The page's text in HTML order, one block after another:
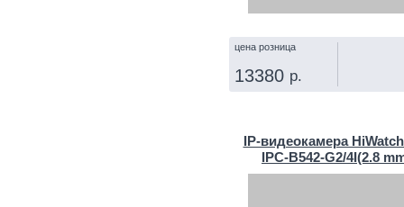
цена розница
13380 р.
IP‑видеокамера
IPC-B542-G2/4I(2.8